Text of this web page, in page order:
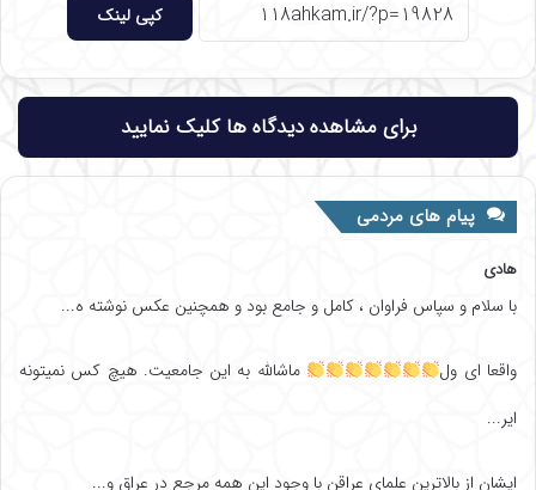
کپی لینک
برای مشاهده دیدگاه ها کلیک نمایید
پیام های مردمی
هادی
با سلام و سپاس فراوان ، کامل و جامع بود و همچنین عکس نوشته ه...
واقعا ای ول
ماشالله به این جامعیت. هیچ کس نمیتونه
ایر...
ایشان از بالاترین علمای عراقن با وجود این همه مرجع در عراق و...